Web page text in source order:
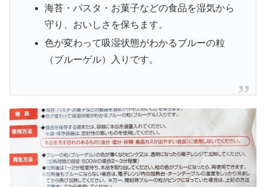
海苔・パスタ・お菓子などの食品を湿気から
守り、おいしさを保ちます。
色が変わって吸湿状態がわかるブルーの粒
（ブルーゲル）入りです。